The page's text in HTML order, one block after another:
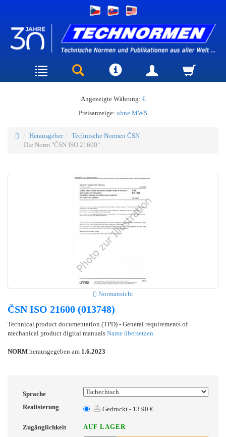
Angezeigte Währung: €
Preisanzeige: ohne MWS
Herausgeber
Technische Normen ČSN
Die Norm "ČSN ISO 21600"
Normansicht
ČSN ISO 21600 (013748)
Technical product documentation (TPD) - General requirements of
mechanical product digital manuals Name übersetzen
NORM herausgegeben am 1.6.2023
Sprache
Realisierung
Gedruckt - 13.90 €
Zugänglichkeit AUF LAGER